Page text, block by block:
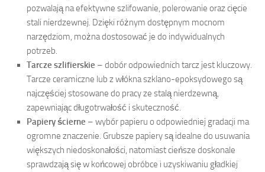
pozwalają na efektywne szlifowanie, polerowanie oraz cięcie
stali nierdzewnej. Dzięki różnym dostępnym mocnom
narzędziom, można dostosować je do indywidualnych
potrzeb.
Tarcze szlifierskie – dobór odpowiednich tarcz jest kluczowy.
Tarcze ceramiczne lub z włókna szklano-epoksydowego są
najczęściej stosowane do pracy ze stalą nierdzewną,
zapewniając długotrwałość i skuteczność.
Papiery ścierne – wybór papieru o odpowiedniej gradacji ma
ogromne znaczenie. Grubsze papiery są idealne do usuwania
większych niedoskonałości, natomiast cieńsze doskonale
sprawdzają się w końcowej obróbce i uzyskiwaniu gładkiej